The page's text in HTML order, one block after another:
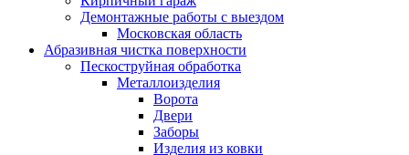
Демонтажные работы с выездом
Московская область
Абразивная чистка поверхности
Пескоструйная обработка
Металлоизделия
Ворота
Двери
Заборы
Изделия из ковки